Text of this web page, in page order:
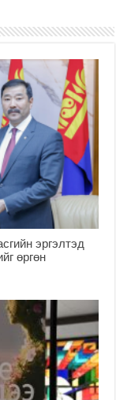
эргэлтэд
өргөн